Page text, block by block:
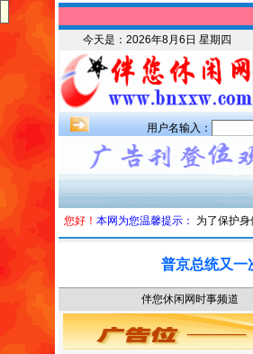
今天是： 2026年8月6日 星期四
用户名输入：
您好！ 本网为您温馨提示： 为了保护身
普京总统又一
伴您休闲网时事频